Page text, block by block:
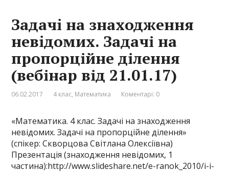
Задачi на знаходження
невiдомих. Задачі на
пропорційне ділення
(вебінар від 21.01.17)
06.02.2017 4 клас, Математика Коментарі: 0
«Математика. 4 клас. Задачi на знаходження
невiдомих. Задачі на пропорційне ділення»
(спікер: Скворцова Світлана Олексіївна)
Презентація (знаходження невiдомих, 1
частина):http://www.slideshare.net/e-ranok_2010/i-i-